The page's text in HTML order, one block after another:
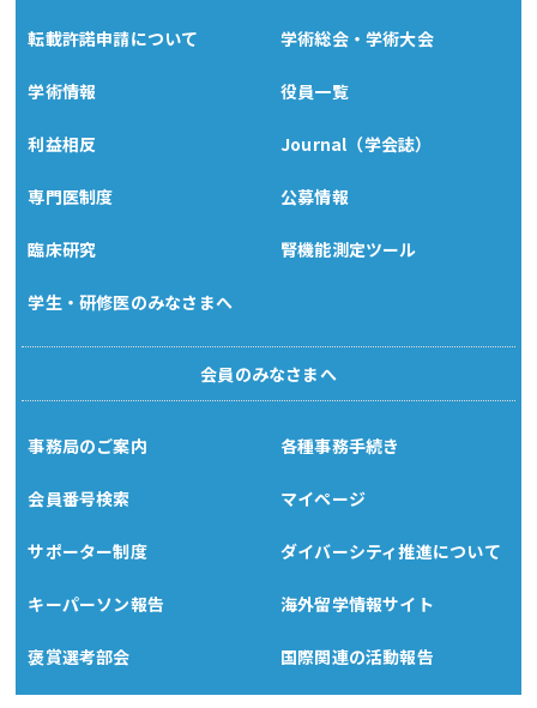
転載許諾申請について 学術総会・学術大会
学術情報 役員一覧
利益相反 Journal（学会誌）
専門医制度 公募情報
臨床研究 腎機能測定ツール
学生・研修医のみなさまへ
会員のみなさまへ
事務局のご案内 各種事務手続き
会員番号検索 マイページ
サポーター制度 ダイバーシティ推進について
キーパーソン報告 海外留学情報サイト
褒賞選考部会 国際関連の活動報告